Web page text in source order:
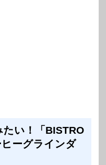
い！「BISTRO
ーグラインダ